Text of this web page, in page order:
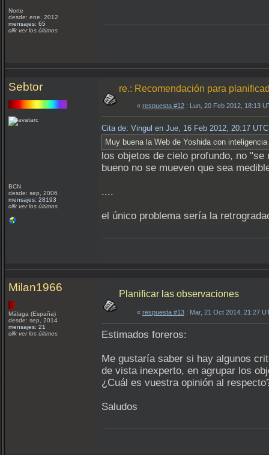
Norte
desde: ene, 2012
mensajes: 65
clik ver los últimos
Sebtor
BCN
desde: sep, 2006
mensajes: 28193
clik ver los últimos
re.: Recomendación para
« respuesta #12 : Lun, 20 Feb 2012, 18:13
Cita de: Vingul en Jue, 16 Feb 2012, 20:17 UTC
Muy buena la Web de Yoshida con
los objetos de cielo profundo, no "se
bueno no se mueven que sea
....
el único problema sería la
Milan1966
Málaga (España)
desde: sep, 2014
mensajes: 21
clik ver los últimos
Planificar las observaciones
« respuesta #13 : Mar, 21 Oct 2014, 21:27
Estimados foreros:
Me gustaría saber si hay algunos
de vista inexperto, en agrupar los
¿Cuál es vuestra opinión al
Saludos